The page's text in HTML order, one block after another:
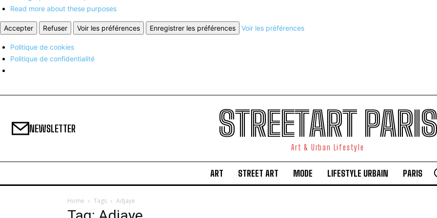
Read more about these purposes
Accepter Refuser Voir les préférences Enregistrer les préférences Voir les préférences
Politique de cookies
Politique de confidentialité
NEWSLETTER STREETART PARIS
Art & Urban Lifestyle
ART STREET ART MODE LIFESTYLE URBAIN PARIS
Home Tags Adjaye